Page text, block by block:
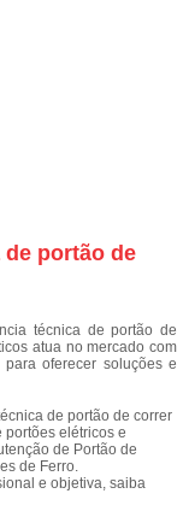
portão de
técnica de portão de
atua no mercado com
oferecer soluções e
de portão de correr
portões elétricos e
de Portão de
de Ferro.
e objetiva, saiba